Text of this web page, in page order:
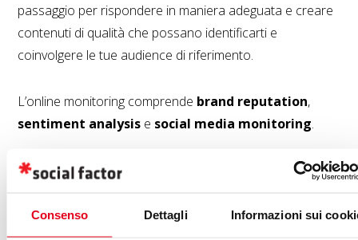
Consenso Dettagli Informazioni sui
passaggio per rispondere in maniera adeguata e creare
contenuti di qualità che possano identificarti e
coinvolgere le tue audience di riferimento.
L’online monitoring comprende brand reputation,
sentiment analysis e social media monitoring.
Se stai cercando un’agenzia che si